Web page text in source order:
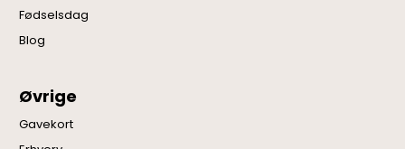
Fødselsdag
Blog
Øvrige
Gavekort